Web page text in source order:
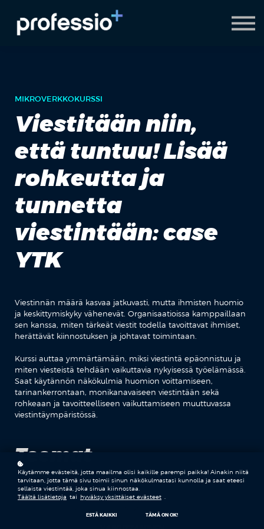
AI Coach
Pyydä demo
MIKROVERKKOKURSSI
Viestitään niin,
että tuntuu! Lisää
rohkeutta ja
tunnetta
viestintään: case
YTK
Viestinnän määrä kasvaa jatkuvasti, mutta ihmisten huomio
ja keskittymiskyky vähenevät. Organisaatioissa kamppaillaan
sen kanssa, miten tärkeät viestit todella tavoittavat ihmiset,
herättävät kiinnostuksen ja johtavat toimintaan.
Kurssi auttaa ymmärtämään, miksi viestintä epäonnistuu ja
miten viesteistä tehdään vaikuttavia nykyisessä työelämässä.
Saat käytännön näkökulmia huomion voittamiseen,
tarinankerrontaan, monikanavaiseen viestintään sekä
rohkeaan ja tavoitteelliseen vaikuttamiseen muuttuvassa
viestintäympäristössä.
Teemat
VIESTINTÄ
Käytämme evästeitä, jotta maailma olisi kaikille parempi paikka! Ainakin niitä
tarvitaan, jotta tämä sivu toimii sinun näkökulmastasi kunnolla ja saat eteesi
sellaista viestintää, joka sinua kiinnostaa.
Täältä lisätietoja tai hyväksy yksittäiset evästeet
ESTÄ KAIKKI TÄMÄ ON OK!